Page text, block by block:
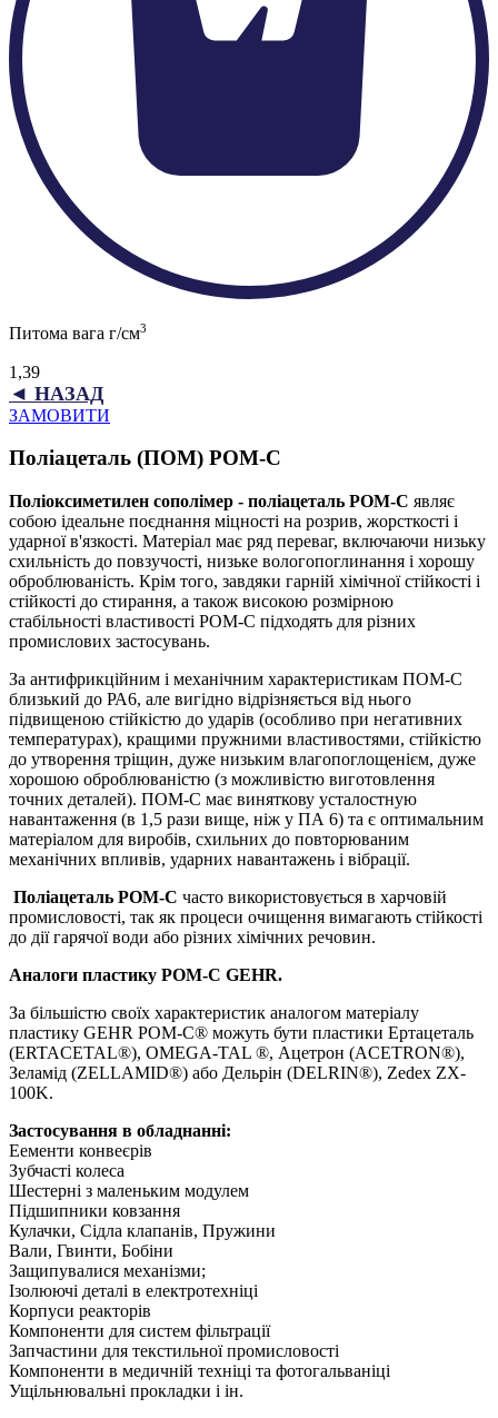
Питома вага г/см3
1,39
◄ НАЗАД
ЗАМОВИТИ
Поліацеталь (ПОМ) POM-C
Поліоксиметилен сополімер - поліацеталь POM-C являє
собою ідеальне поєднання міцності на розрив, жорсткості і
ударної в'язкості. Матеріал має ряд переваг, включаючи низьку
схильність до повзучості, низьке вологопоглинання і хорошу
оброблюваність. Крім того, завдяки гарній хімічної стійкості і
стійкості до стирання, а також високою розмірною
стабільності властивості POM-C підходять для різних
промислових застосувань.
За антифрикційним і механічним характеристикам ПОМ-C
близький до РА6, але вигідно відрізняється від нього
підвищеною стійкістю до ударів (особливо при негативних
температурах), кращими пружними властивостями, стійкістю
до утворення тріщин, дуже низьким влагопоглощенієм, дуже
хорошою оброблюваністю (з можливістю виготовлення
точних деталей). ПОМ-С має виняткову усталостную
навантаження (в 1,5 рази вище, ніж у ПА 6) та є оптимальним
матеріалом для виробів, схильних до повторюваним
механічних впливів, ударних навантажень і вібрації.
Поліацеталь POM-C часто використовується в харчовій
промисловості, так як процеси очищення вимагають стійкості
до дії гарячої води або різних хімічних речовин.
Аналоги пластику POM-C GEHR.
За більшістю своїх характеристик аналогом матеріалу
пластику GEHR POM-C® можуть бути пластики Ертацеталь
(ERTACETAL®), OMEGA-TAL ®, Ацетрон (ACETRON®),
Зеламід (ZELLAMID®) або Дельрін (DELRIN®), Zedex ZX-
100K.
Застосування в обладнанні:
Еементи конвеєрів
Зубчасті колеса
Шестерні з маленьким модулем
Підшипники ковзання
Кулачки, Сідла клапанів, Пружини
Вали, Гвинти, Бобіни
Защипувалися механізми;
Ізолюючі деталі в електротехніці
Корпуси реакторів
Компоненти для систем фільтрації
Запчастини для текстильної промисловості
Компоненти в медичній техніці та фотогальваніці
Ущільнювальні прокладки і ін.